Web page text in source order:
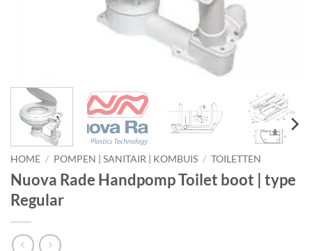
HOME / POMPEN | SANITAIR | KOMBUIS / TOILETTEN
Nuova Rade Handpomp Toilet boot | type
Regular